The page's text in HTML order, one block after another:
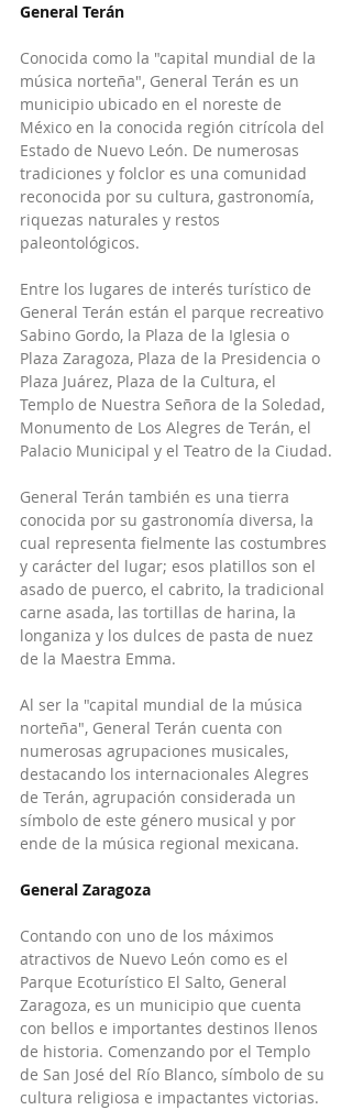
General Terán
Conocida como la "capital mundial de la
música norteña", General Terán es un
municipio ubicado en el noreste de
México en la conocida región citrícola del
Estado de Nuevo León. De numerosas
tradiciones y folclor es una comunidad
reconocida por su cultura, gastronomía,
riquezas naturales y restos
paleontológicos.
Entre los lugares de interés turístico de
General Terán están el parque recreativo
Sabino Gordo, la Plaza de la Iglesia o
Plaza Zaragoza, Plaza de la Presidencia o
Plaza Juárez, Plaza de la Cultura, el
Templo de Nuestra Señora de la Soledad,
Monumento de Los Alegres de Terán, el
Palacio Municipal y el Teatro de la Ciudad.
General Terán también es una tierra
conocida por su gastronomía diversa, la
cual representa fielmente las costumbres
y carácter del lugar; esos platillos son el
asado de puerco, el cabrito, la tradicional
carne asada, las tortillas de harina, la
longaniza y los dulces de pasta de nuez
de la Maestra Emma.
Al ser la "capital mundial de la música
norteña", General Terán cuenta con
numerosas agrupaciones musicales,
destacando los internacionales Alegres
de Terán, agrupación considerada un
símbolo de este género musical y por
ende de la música regional mexicana.
General Zaragoza
Contando con uno de los máximos
atractivos de Nuevo León como es el
Parque Ecoturístico El Salto, General
Zaragoza, es un municipio que cuenta
con bellos e importantes destinos llenos
de historia. Comenzando por el Templo
de San José del Río Blanco, símbolo de su
cultura religiosa e impactantes victorias.